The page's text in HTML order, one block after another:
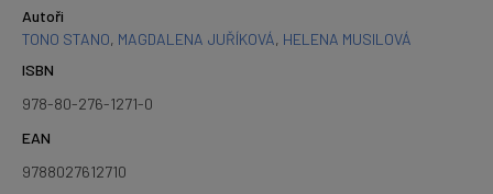
Autoři
TONO STANO, MAGDALENA JUŘÍKOVÁ, HELENA MUSILOVÁ
ISBN
978-80-276-1271-0
EAN
9788027612710